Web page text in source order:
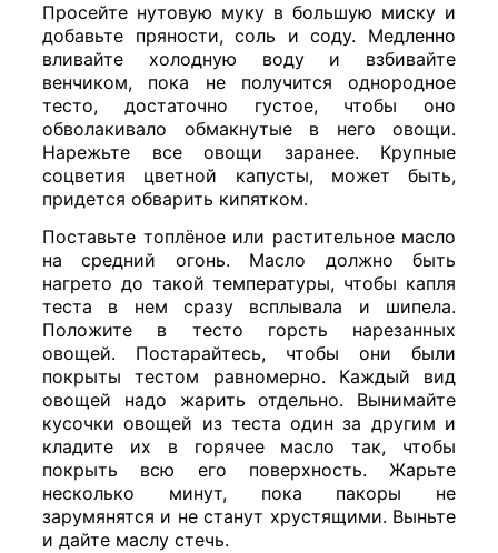
Просейте нутовую муку в большую миску и
добавьте пряности, соль и соду. Медленно
вливайте холодную воду и взбивайте
венчиком, пока не получится однородное
тесто, достаточно густое, чтобы оно
обволакивало обмакнутые в него овощи.
Нарежьте все овощи заранее. Крупные
соцветия цветной капусты, может быть,
придется обварить кипятком.
Поставьте топлёное или растительное масло
на средний огонь. Масло должно быть
нагрето до такой температуры, чтобы капля
теста в нем сразу всплывала и шипела.
Положите в тесто горсть нарезанных
овощей. Постарайтесь, чтобы они были
покрыты тестом равномерно. Каждый вид
овощей надо жарить отдельно. Вынимайте
кусочки овощей из теста один за другим и
кладите их в горячее масло так, чтобы
покрыть всю его поверхность. Жарьте
несколько минут, пока пакоры не
зарумянятся и не станут хрустящими. Выньте
и дайте маслу стечь.